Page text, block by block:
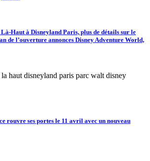
Haut à Disneyland Paris, plus de détails sur le
de l’ouverture annonces Disney Adventure World,
rouvre ses portes le 11 avril avec un nouveau